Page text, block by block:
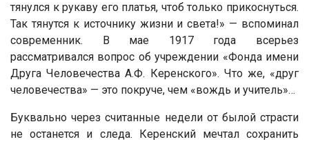
тянулся к рукаву его платья, чтоб только прикоснуться.
Так тянутся к источнику жизни и света!» — вспоминал
современник. В мае 1917 года всерьез
рассматривался вопрос об учреждении «Фонда имени
Друга Человечества А.Ф. Керенского». Что же, «друг
человечества» — это покруче, чем «вождь и учитель»…
Буквально через считанные недели от былой страсти
не останется и следа. Керенский мечтал сохранить